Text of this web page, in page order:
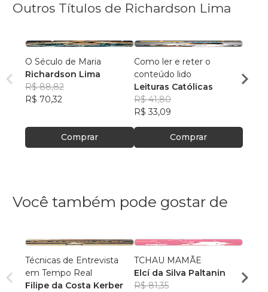
Outros Títulos de Richardson Lima
O Século de Maria
Richardson Lima
R$ 88,82
R$ 70,32
Comprar
Como ler e reter o
conteúdo lido
Leituras Católicas
R$ 41,80
R$ 33,09
Comprar
R$
Você também pode gostar de
Técnicas de Entrevista
em Tempo Real
Filipe da Costa Kerber
TCHAU MAMÃE
Elcí da Silva Paltanin
R$ 81,35